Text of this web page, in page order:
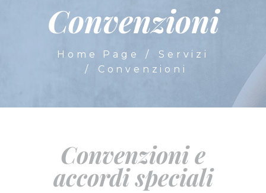
Convenzioni
Home Page
Servizi
Convenzioni
Convenzioni e
accordi speciali